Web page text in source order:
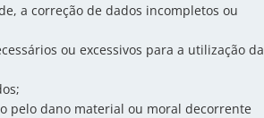
a correção de dados incompletos ou
ou excessivos para a utilização da
pelo dano material ou moral decorrente